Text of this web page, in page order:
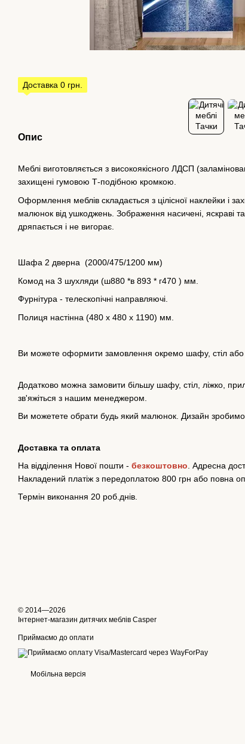
Доставка 0 грн.
Опис
Меблі виготовляється з високоякісного ЛДСП
захищені гумовою Т-подібною кромкою.
Оформлення меблів складається з цілісної наклейки і
малюнок від ушкоджень. Зображення насичені, яскраві
дряпається і не вигорає.
Шафа 2 дверна (2000/475/1200 мм)
Комод на 3 шухляди (ш880 *в 893 * г470 ) мм.
Фурнітура - телескопічні направляючі.
Полиця настінна (480 х 480 х 1190) мм.
Ви можете оформити замовлення окремо шафу, стіл
Додатково можна замовити більшу шафу, стіл, ліжко,
зв'яжіться з нашим менеджером.
Ви можетете обрати будь який малюнок. Дизайн зробимо
Доставка та оплата
На відділення Нової пошти - безкоштовно . Адресна
Накладений платіж з передоплатою 800 грн або повна
Термін виконання 20 роб.днів.
© 2014—2026
Інтернет-магазин дитячих меблів Casper
Приймаємо до оплати
Мобільна версія